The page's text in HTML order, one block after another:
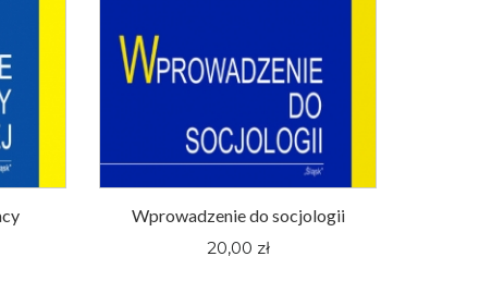
Wprowadzenie do socjologii
20,00 zł